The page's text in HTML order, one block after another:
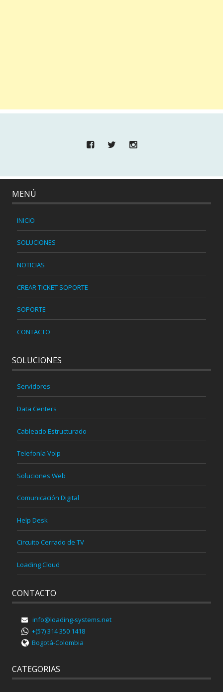
MENÚ
INICIO
SOLUCIONES
NOTICIAS
CREAR TICKET SOPORTE
SOPORTE
CONTACTO
SOLUCIONES
Servidores
Data Centers
Cableado Estructurado
Telefonía VoIp
Soluciones Web
Comunicación Digital
Help Desk
Circuito Cerrado de TV
Loading Cloud
CONTACTO
info@loading-systems.net
+(57) 314 350 1418
Bogotá-Colombia
CATEGORIAS